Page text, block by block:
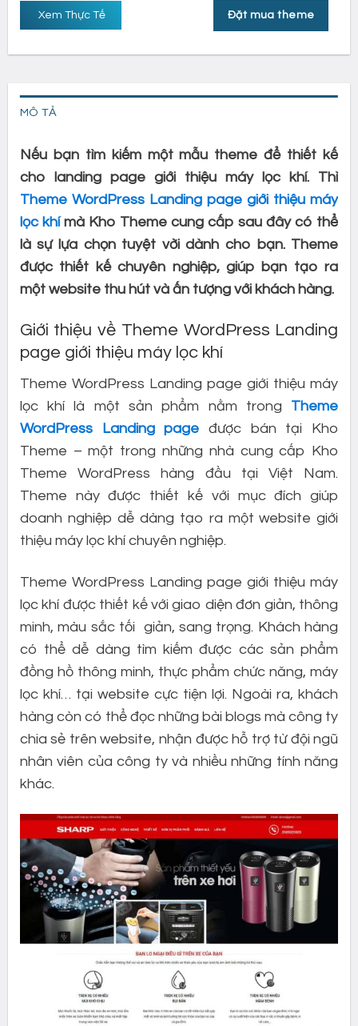
Đặt mua theme
Xem Thực Tế
MÔ TẢ
Nếu bạn tìm kiếm một mẫu theme để thiết kế
cho landing page giới thiệu máy lọc khí. Thì
Theme WordPress Landing page giới thiệu máy
lọc khí mà Kho Theme cung cấp sau đây có thể
là sự lựa chọn tuyệt vời dành cho bạn. Theme
được thiết kế chuyên nghiệp, giúp bạn tạo ra
một website thu hút và ấn tượng với khách hàng.
Giới thiệu về Theme WordPress Landing
page giới thiệu máy lọc khí
Theme WordPress Landing page giới thiệu máy
lọc khí là một sản phẩm nằm trong Theme
WordPress Landing page được bán tại Kho
Theme – một trong những nhà cung cấp Kho
Theme WordPress hàng đầu tại Việt Nam.
Theme này được thiết kế với mục đích giúp
doanh nghiệp dễ dàng tạo ra một website giới
thiệu máy lọc khí chuyên nghiệp.
Theme WordPress Landing page giới thiệu máy
lọc khí được thiết kế với giao diện đơn giản, thông
minh, màu sắc tối giản, sang trọng. Khách hàng
có thể dễ dàng tìm kiếm được các sản phẩm
đồng hồ thông minh, thực phẩm chức năng, máy
lọc khí… tại website cực tiện lợi. Ngoài ra, khách
hàng còn có thể đọc những bài blogs mà công ty
chia sẻ trên website, nhận được hỗ trợ từ đội ngũ
nhân viên của công ty và nhiều những tính năng
khác.